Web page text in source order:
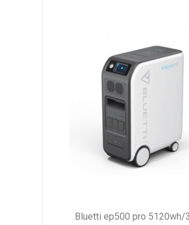
bluetti ep500 pro 5120wh/3000w